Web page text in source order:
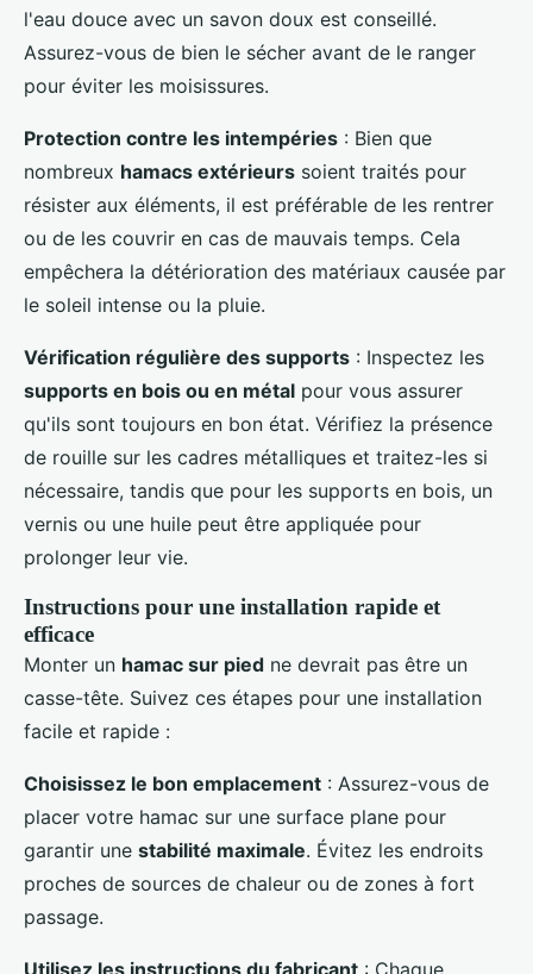
l'eau douce avec un savon doux est conseillé.
Assurez-vous de bien le sécher avant de le ranger
pour éviter les moisissures.
Protection contre les intempéries : Bien que
nombreux hamacs extérieurs soient traités pour
résister aux éléments, il est préférable de les rentrer
ou de les couvrir en cas de mauvais temps. Cela
empêchera la détérioration des matériaux causée par
le soleil intense ou la pluie.
Vérification régulière des supports : Inspectez les
supports en bois ou en métal pour vous assurer
qu'ils sont toujours en bon état. Vérifiez la présence
de rouille sur les cadres métalliques et traitez-les si
nécessaire, tandis que pour les supports en bois, un
vernis ou une huile peut être appliquée pour
prolonger leur vie.
Instructions pour une installation rapide et
efficace
Monter un hamac sur pied ne devrait pas être un
casse-tête. Suivez ces étapes pour une installation
facile et rapide :
Choisissez le bon emplacement : Assurez-vous de
placer votre hamac sur une surface plane pour
garantir une stabilité maximale. Évitez les endroits
proches de sources de chaleur ou de zones à fort
passage.